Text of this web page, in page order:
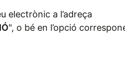
electrònic a l’adreça
", o bé en l’opció